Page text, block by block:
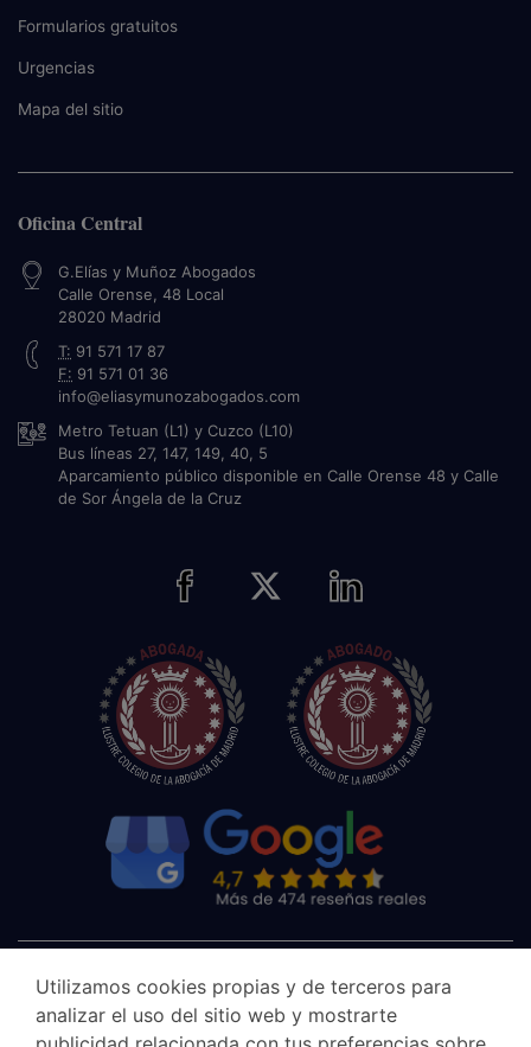
Formularios gratuitos
Urgencias
Mapa del sitio
Oficina Central
G.Elías y Muñoz Abogados
Calle Orense, 48 Local
28020 Madrid
T: 91 571 17 87
F: 91 571 01 36
info@eliasymunozabogados.com
Metro Tetuan (L1) y Cuzco (L10)
Bus líneas 27, 147, 149, 40, 5
Aparcamiento público disponible en Calle Orense 48 y Calle
de Sor Ángela de la Cruz
Utilizamos cookies propias y de terceros para
analizar el uso del sitio web y mostrarte